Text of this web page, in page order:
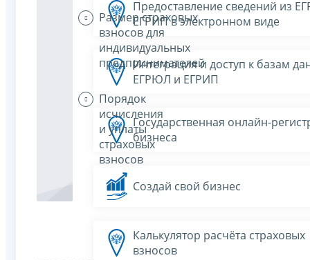
Размер страховых
взносов для
индивидуальных
предпринимателей
Порядок
исчисления
и уплаты
страховых
взносов
Предоставление сведений из
ЕГРИП в электронном виде
Интеграция и доступ к базам
ЕГРЮЛ и ЕГРИП
Государственная онлайн-
бизнеса
Создай свой бизнес
Калькулятор расчёта страховых
взносов